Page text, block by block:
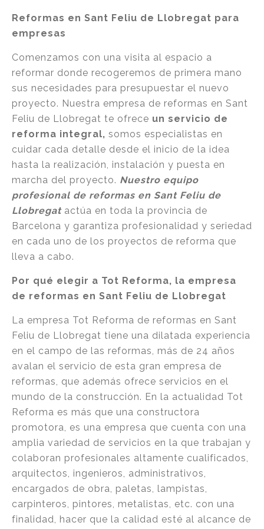
Reformas en Sant Feliu de Llobregat para
empresas
Comenzamos con una visita al espacio a
reformar donde recogeremos de primera mano
sus necesidades para presupuestar el nuevo
proyecto. Nuestra empresa de reformas en Sant
Feliu de Llobregat te ofrece un servicio de
reforma integral, somos especialistas en
cuidar cada detalle desde el inicio de la idea
hasta la realización, instalación y puesta en
marcha del proyecto. Nuestro equipo
profesional de reformas en Sant Feliu de
Llobregatactúa en toda la provincia de
Barcelona y garantiza profesionalidad y seriedad
en cada uno de los proyectos de reforma que
lleva a cabo.
Por qué elegir a Tot Reforma, la empresa
de reformas en Sant Feliu de Llobregat
La empresa Tot Reforma de reformas en Sant
Feliu de Llobregat tiene una dilatada experiencia
en el campo de las reformas, más de 24 años
avalan el servicio de esta gran empresa de
reformas, que además ofrece servicios en el
mundo de la construcción. En la actualidad Tot
Reforma es más que una constructora
promotora, es una empresa que cuenta con una
amplia variedad de servicios en la que trabajan y
colaboran profesionales altamente cualificados,
arquitectos, ingenieros, administrativos,
encargados de obra, paletas, lampistas,
carpinteros, pintores, metalistas, etc. con una
finalidad, hacer que la calidad esté al alcance de